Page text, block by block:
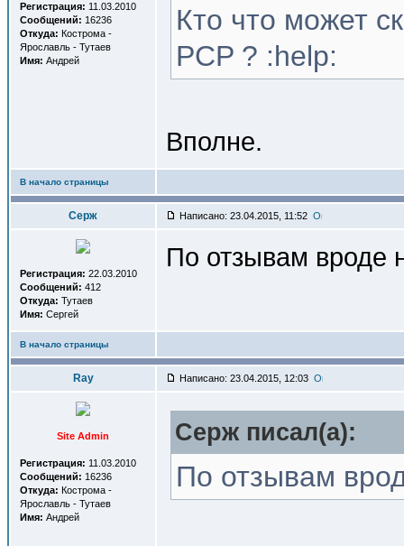
Регистрация: 11.03.2010
Сообщений: 16236
Откуда: Кострома -
Ярославль - Тутаев
Имя: Андрей
Кто что может
PCP ? :help:
Вполне.
В начало страницы
Серж Написано: 23.04.2015, 11:52
Регистрация: 22.03.2010
Сообщений: 412
Откуда: Тутаев
Имя: Сергей
По отзывам вроде
В начало страницы
Ray Написано: 23.04.2015, 12:03
Site Admin
Регистрация: 11.03.2010
Сообщений: 16236
Откуда: Кострома -
Ярославль - Тутаев
Имя: Андрей
Серж писал(a):
По отзывам